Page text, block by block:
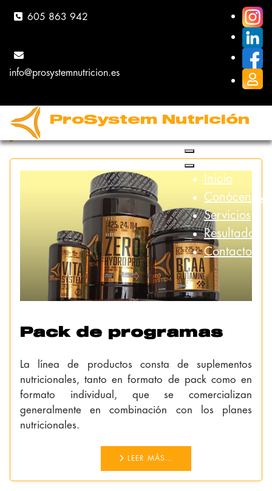
605 863 942
info@prosystemnutricion.es
ProSystem Nutrición
Inicio
Conócenos
Servicios
Resultados
Contacto
NUESTROS
SERVICIOS
Pack de programas
La línea de productos consta de suplementos
nutricionales, tanto en formato de pack como en
formato individual, que se comercializan
generalmente en combinación con los planes
nutricionales.
LEER MÁS…